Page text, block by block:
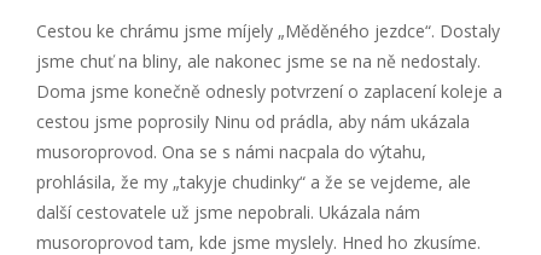
Cestou ke chrámu jsme míjely „Měděného jezdce“. Dostaly
jsme chuť na bliny, ale nakonec jsme se na ně nedostaly.
Doma jsme konečně odnesly potvrzení o zaplacení koleje a
cestou jsme poprosily Ninu od prádla, aby nám ukázala
musoroprovod. Ona se s námi nacpala do výtahu,
prohlásila, že my „takyje chudinky“ a že se vejdeme, ale
další cestovatele už jsme nepobrali. Ukázala nám
musoroprovod tam, kde jsme myslely. Hned ho zkusíme.